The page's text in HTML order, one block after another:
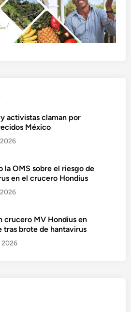
activistas claman por
México
2026
la OMS sobre el riesgo de
en el crucero Hondius
2026
crucero MV Hondius en
tras brote de hantavirus
2026